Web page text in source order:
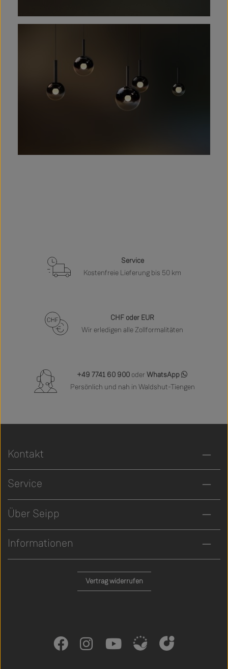
Service
Kostenfreie Lieferung bis 50 km
CHF oder EUR
Wir erledigen alle Zollformalitäten
+49 7741 60 900 oder WhatsApp
Persönlich und nah in Waldshut-Tiengen
Kontakt
Service
Über Seipp
Informationen
Vertrag widerrufen